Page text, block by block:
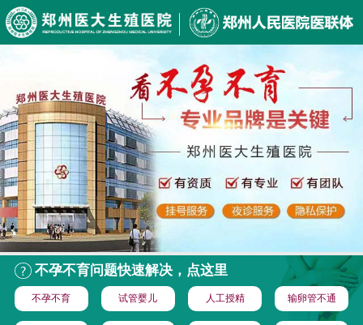
不孕不育问题快速解决，点这里
不孕不育 试管婴儿 人工授精 输卵管不通